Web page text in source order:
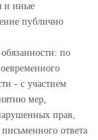
и иные
публично
по
- с участием
мер,
прав,
ответа